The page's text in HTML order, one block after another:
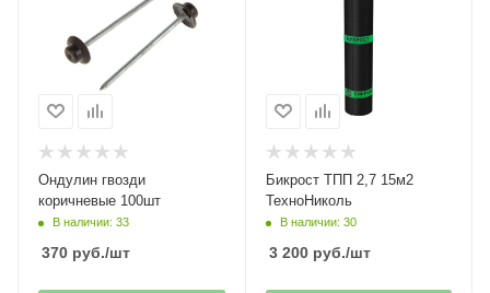
Ондулин гвозди
коричневые 100шт
В наличии: 33
370 руб./шт
Бикрост ТПП 2,7 15м2
ТехноНиколь
В наличии: 30
3 200руб./шт